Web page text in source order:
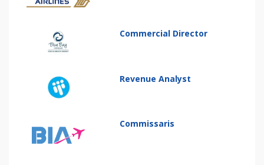
Commercial Director
Revenue Analyst
Commissaris